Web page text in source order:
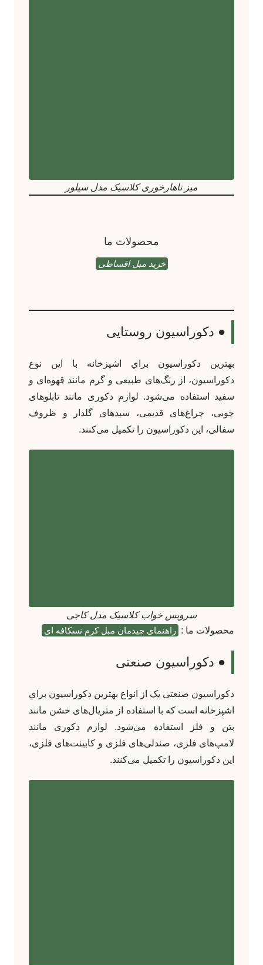
میز ناهارخوری کلاسیک مدل سیلور
محصولات ما
خرید مبل اقساطی
● دکوراسیون روستایی
بهترين دکوراسيون براي اشپزخانه با این نوع
دکوراسیون، از رنگ‌های طبیعی و گرم مانند قهوه‌ای و
سفید استفاده می‌شود. لوازم دکوری مانند تابلوهای
چوبی، چراغ‌های قدیمی، سبد‌های گلدار و ظروف
سفالی، این دکوراسیون را تکمیل می‌کنند.
سرویس خواب کلاسیک مدل کاجی
محصولات ما : راهنمای چیدمان مبل کرم نسکافه ای
● دکوراسیون صنعتی
دکوراسیون صنعتی یک از انواع بهترين دکوراسيون براي
اشپزخانه است که با استفاده از متریال‌های خشن مانند
بتن و فلز استفاده می‌شود. لوازم دکوری مانند
لامپ‌های فلزی، صندلی‌های فلزی و کابینت‌های فلزی،
این دکوراسیون را تکمیل می‌کنند.